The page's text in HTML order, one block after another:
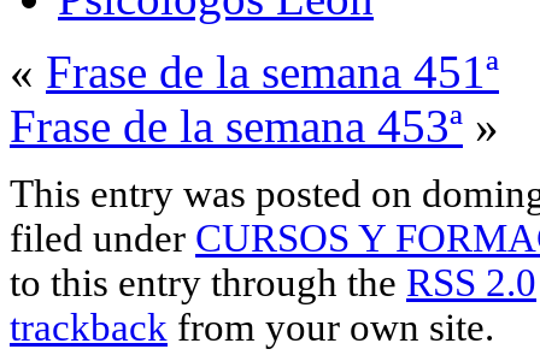
« Frase de la semana 451ª
Frase de la semana 453ª »
This entry was posted on
filed under CURSOS Y
to this entry through the RSS 2.0
trackback from your own site.